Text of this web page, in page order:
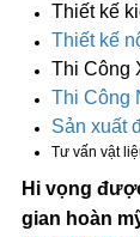
Thiết kế
Thiết kế
Thi Công
Thi Công
Sản xuất
Tư vấn vật
Hi vọng
gian hoàn